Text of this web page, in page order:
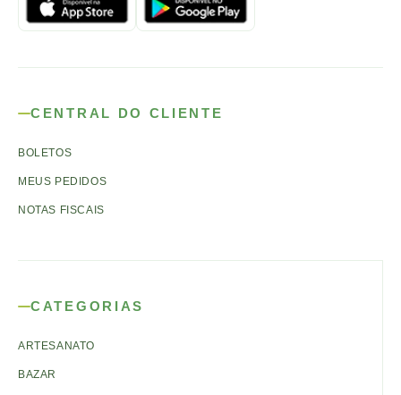
CENTRAL DO CLIENTE
BOLETOS
MEUS PEDIDOS
NOTAS FISCAIS
CATEGORIAS
ARTESANATO
BAZAR